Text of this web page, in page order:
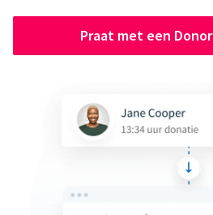
Praat met een